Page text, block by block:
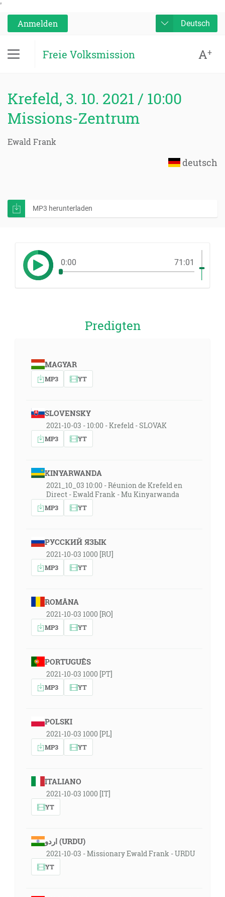
'
Anmelden
Deutsch
Freie Volksmission A+
Krefeld, 3. 10. 2021 / 10:00
Missions-Zentrum
Ewald Frank
deutsch
MP3 herunterladen
0:00 71:01
Predigten
MAGYAR
MP3 YT
SLOVENSKY
2021-10-03 - 10:00 - Krefeld - SLOVAK
MP3 YT
KINYARWANDA
2021_10_03 10:00 - Réunion de Krefeld en
Direct - Ewald Frank - Mu Kinyarwanda
MP3 YT
РУССКИЙ ЯЗЫК
2021-10-03 1000 [RU]
MP3 YT
ROMÂNA
2021-10-03 1000 [RO]
MP3 YT
PORTUGUÊS
2021-10-03 1000 [PT]
MP3 YT
POLSKI
2021-10-03 1000 [PL]
MP3 YT
ITALIANO
2021-10-03 1000 [IT]
YT
اردو (URDU)
2021-10-03 - Missionary Ewald Frank - URDU
YT